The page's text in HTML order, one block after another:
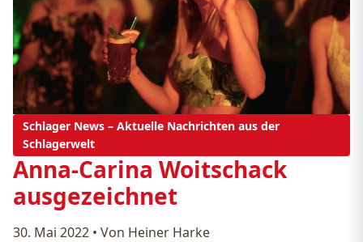
Schlager News – Aktuelle Nachrichten aus der
Schlagerwelt
Anna-Carina Woitschack
ausgezeichnet
30. Mai 2022 • Von Heiner Harke